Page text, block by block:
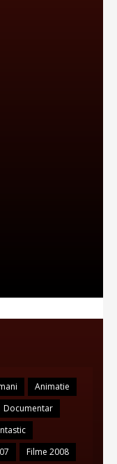
Animatie
Documentar
Filme 2008